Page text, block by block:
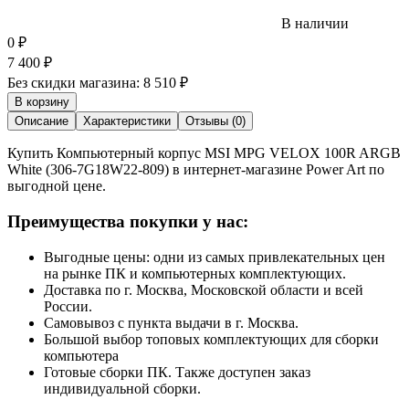
В наличии
0 ₽
7 400 ₽
Без скидки магазина: 8 510 ₽
В корзину
Описание
Характеристики Отзывы (0)
Купить Компьютерный корпус MSI MPG VELOX 100R ARGB
White (306-7G18W22-809) в интернет-магазине Power Art по
выгодной цене.
Преимущества покупки у нас:
Выгодные цены: одни из самых привлекательных цен
на рынке ПК и компьютерных комплектующих.
Доставка по г. Москва, Московской области и всей
России.
Самовывоз с пункта выдачи в г. Москва.
Большой выбор топовых комплектующих для сборки
компьютера
Готовые сборки ПК. Также доступен заказ
индивидуальной сборки.